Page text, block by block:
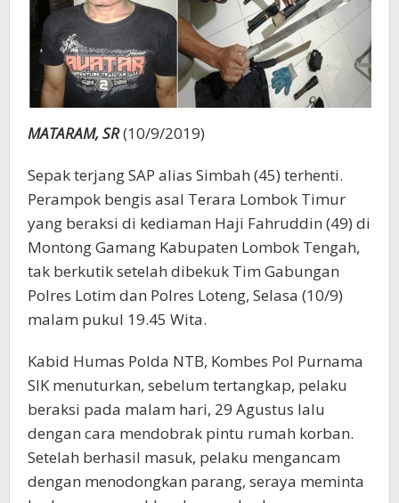
MATARAM, SR(10/9/2019)
Sepak terjang SAP alias Simbah (45) terhenti.
Perampok bengis asal Terara Lombok Timur
yang beraksi di kediaman Haji Fahruddin (49) di
Montong Gamang Kabupaten Lombok Tengah,
tak berkutik setelah dibekuk Tim Gabungan
Polres Lotim dan Polres Loteng, Selasa (10/9)
malam pukul 19.45 Wita.
Kabid Humas Polda NTB, Kombes Pol Purnama
SIK menuturkan, sebelum tertangkap, pelaku
beraksi pada malam hari, 29 Agustus lalu
dengan cara mendobrak pintu rumah korban.
Setelah berhasil masuk, pelaku mengancam
dengan menodongkan parang, seraya meminta